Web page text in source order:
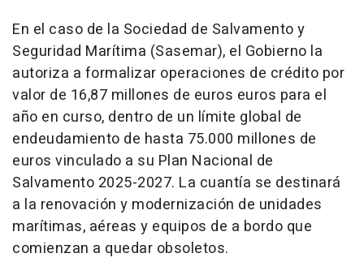
En el caso de la Sociedad de Salvamento y
Seguridad Marítima (Sasemar), el Gobierno la
autoriza a formalizar operaciones de crédito por
valor de 16,87 millones de euros euros para el
año en curso, dentro de un límite global de
endeudamiento de hasta 75.000 millones de
euros vinculado a su Plan Nacional de
Salvamento 2025-2027. La cuantía se destinará
a la renovación y modernización de unidades
marítimas, aéreas y equipos de a bordo que
comienzan a quedar obsoletos.